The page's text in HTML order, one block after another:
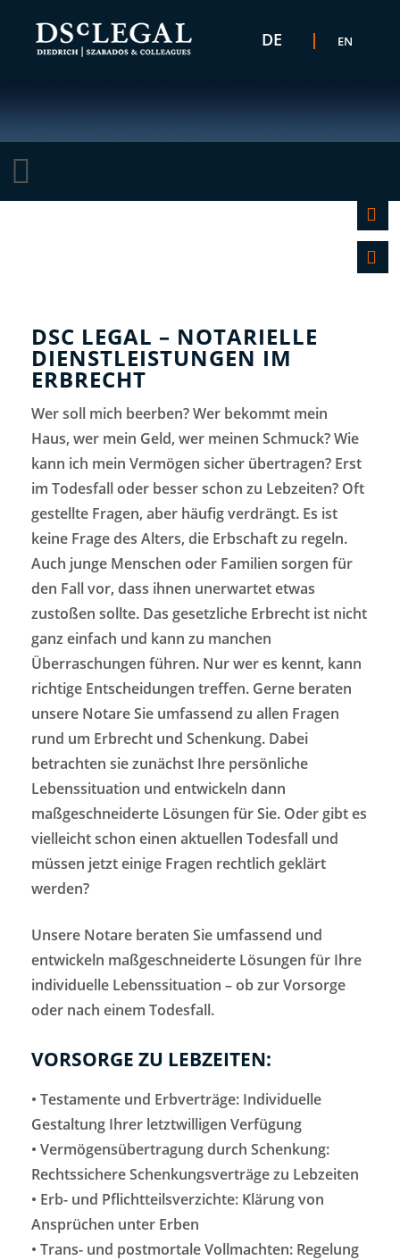
DE EN
DSC LEGAL – NOTARIELLE
DIENSTLEISTUNGEN IM
ERBRECHT
Wer soll mich beerben? Wer bekommt mein
Haus, wer mein Geld, wer meinen Schmuck? Wie
kann ich mein Vermögen sicher übertragen? Erst
im Todesfall oder besser schon zu Lebzeiten? Oft
gestellte Fragen, aber häufig verdrängt. Es ist
keine Frage des Alters, die Erbschaft zu regeln.
Auch junge Menschen oder Familien sorgen für
den Fall vor, dass ihnen unerwartet etwas
zustoßen sollte. Das gesetzliche Erbrecht ist nicht
ganz einfach und kann zu manchen
Überraschungen führen. Nur wer es kennt, kann
richtige Entscheidungen treffen. Gerne beraten
unsere Notare Sie umfassend zu allen Fragen
rund um Erbrecht und Schenkung. Dabei
betrachten sie zunächst Ihre persönliche
Lebenssituation und entwickeln dann
maßgeschneiderte Lösungen für Sie. Oder gibt es
vielleicht schon einen aktuellen Todesfall und
müssen jetzt einige Fragen rechtlich geklärt
werden?
Unsere Notare beraten Sie umfassend und
entwickeln maßgeschneiderte Lösungen für Ihre
individuelle Lebenssituation – ob zur Vorsorge
oder nach einem Todesfall.
VORSORGE ZU LEBZEITEN:
• Testamente und Erbverträge: Individuelle
Gestaltung Ihrer letztwilligen Verfügung
• Vermögensübertragung durch Schenkung:
Rechtssichere Schenkungsverträge zu Lebzeiten
• Erb- und Pflichtteilsverzichte: Klärung von
Ansprüchen unter Erben
• Trans- und postmortale Vollmachten: Regelung